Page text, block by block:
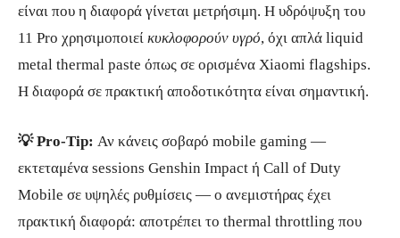
είναι που η διαφορά γίνεται μετρήσιμη. Η υδρόψυξη του
11 Pro χρησιμοποιεί κυκλοφορούν υγρό, όχι απλά liquid
metal thermal paste όπως σε ορισμένα Xiaomi flagships.
Η διαφορά σε πρακτική αποδοτικότητα είναι σημαντική.
💡 Pro-Tip: Αν κάνεις σοβαρό mobile gaming —
εκτεταμένα sessions Genshin Impact ή Call of Duty
Mobile σε υψηλές ρυθμίσεις — ο ανεμιστήρας έχει
πρακτική διαφορά: αποτρέπει το thermal throttling που